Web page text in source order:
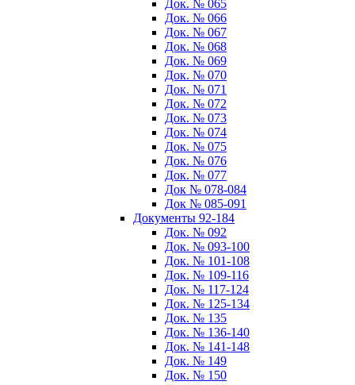
Док. № 065
Док. № 066
Док. № 067
Док. № 068
Док. № 069
Док. № 070
Док. № 071
Док. № 072
Док. № 073
Док. № 074
Док. № 075
Док. № 076
Док. № 077
Док № 078-084
Док № 085-091
Документы 92-184
Док. № 092
Док. № 093-100
Док. № 101-108
Док. № 109-116
Док. № 117-124
Док. № 125-134
Док. № 135
Док. № 136-140
Док. № 141-148
Док. № 149
Док. № 150